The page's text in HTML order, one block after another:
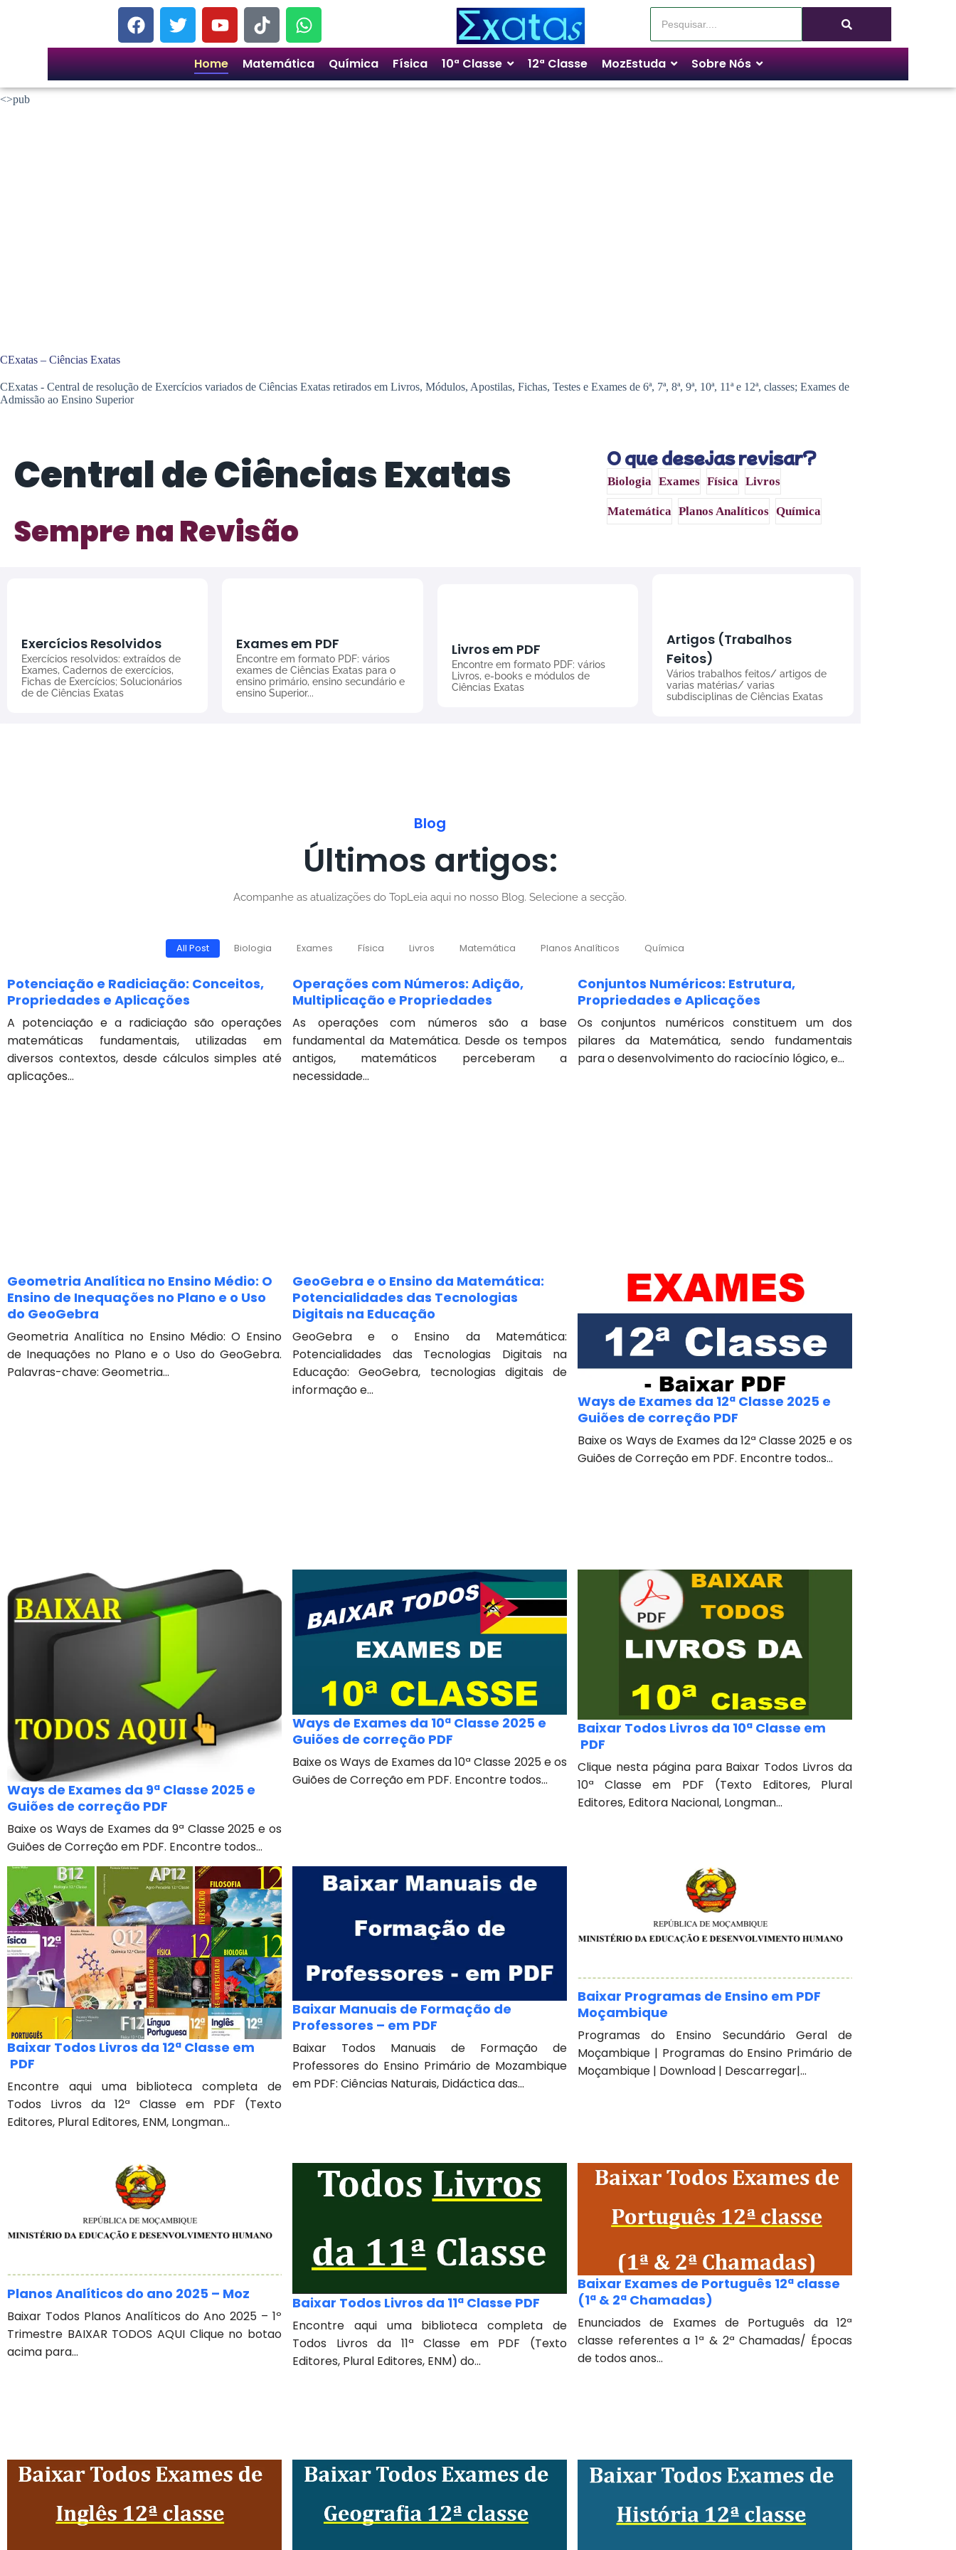
Home Matemática Química Física 10ª Classe 12ª Classe MozEstuda Sobre Nós
<>pub
CExatas – Ciências Exatas
CExatas - Central de resolução de Exercícios variados de Ciências Exatas retirados em Livros, Módulos, Apostilas, Fichas, Testes e Exames de 6ª, 7ª, 8ª, 9ª, 10ª, 11ª e 12ª, classes; Exames de
Admissão ao Ensino Superior
Central de Ciências Exatas
Sempre na Revisão
O que desejas revisar?
Biologia Exames Física Livros
Matemática Planos Analíticos Química
Exercícios Resolvidos
Exercícios resolvidos: extraídos de
Exames, Cadernos de exercícios,
Fichas de Exercícios; Solucionários
de de Ciências Exatas
Exames em PDF
Encontre em formato PDF: vários
exames de Ciências Exatas para o
ensino primário, ensino secundário e
ensino Superior...
Livros em PDF
Encontre em formato PDF: vários
Livros, e-books e módulos de
Ciências Exatas
Artigos (Trabalhos
Feitos)
Vários trabalhos feitos/ artigos de
varias matérias/ varias
subdisciplinas de Ciências Exatas
Blog
Últimos artigos:
Acompanhe as atualizações do TopLeia aqui no nosso Blog. Selecione a secção.
All Post Biologia Exames Física Livros Matemática Planos Analíticos Química
Potenciação e Radiciação: Conceitos,
Propriedades e Aplicações
A potenciação e a radiciação são operações
matemáticas fundamentais, utilizadas em
diversos contextos, desde cálculos simples até
aplicações...
Operações com Números: Adição,
Multiplicação e Propriedades
As operações com números são a base
fundamental da Matemática. Desde os tempos
antigos, matemáticos perceberam a
necessidade...
Conjuntos Numéricos: Estrutura,
Propriedades e Aplicações
Os conjuntos numéricos constituem um dos
pilares da Matemática, sendo fundamentais
para o desenvolvimento do raciocínio lógico, e...
Geometria Analítica no Ensino Médio: O
Ensino de Inequações no Plano e o Uso
do GeoGebra
Geometria Analítica no Ensino Médio: O Ensino
de Inequações no Plano e o Uso do GeoGebra.
Palavras-chave: Geometria...
GeoGebra e o Ensino da Matemática:
Potencialidades das Tecnologias
Digitais na Educação
GeoGebra e o Ensino da Matemática:
Potencialidades das Tecnologias Digitais na
Educação: GeoGebra, tecnologias digitais de
informação e...
Ways de Exames da 12ª Classe 2025 e
Guiões de correção PDF
Baixe os Ways de Exames da 12ª Classe 2025 e os
Guiões de Correção em PDF. Encontre todos...
Ways de Exames da 9ª Classe 2025 e
Guiões de correção PDF
Baixe os Ways de Exames da 9ª Classe 2025 e os
Guiões de Correção em PDF. Encontre todos...
Ways de Exames da 10ª Classe 2025 e
Guiões de correção PDF
Baixe os Ways de Exames da 10ª Classe 2025 e os
Guiões de Correção em PDF. Encontre todos...
Baixar Todos Livros da 10ª Classe em
PDF
Clique nesta página para Baixar Todos Livros da
10ª Classe em PDF (Texto Editores, Plural
Editores, Editora Nacional, Longman...
Baixar Todos Livros da 12ª Classe em
PDF
Encontre aqui uma biblioteca completa de
Todos Livros da 12ª Classe em PDF (Texto
Editores, Plural Editores, ENM, Longman...
Baixar Manuais de Formação de
Professores – em PDF
Baixar Todos Manuais de Formação de
Professores do Ensino Primário de Mozambique
em PDF: Ciências Naturais, Didáctica das...
Baixar Programas de Ensino em PDF
Moçambique
Programas do Ensino Secundário Geral de
Moçambique | Programas do Ensino Primário de
Moçambique | Download | Descarregar|...
Planos Analíticos do ano 2025 – Moz
Baixar Todos Planos Analíticos do Ano 2025 – 1º
Trimestre BAIXAR TODOS AQUI Clique no botao
acima para...
Baixar Todos Livros da 11ª Classe PDF
Encontre aqui uma biblioteca completa de
Todos Livros da 11ª Classe em PDF (Texto
Editores, Plural Editores, ENM) do...
Baixar Exames de Português 12ª classe
(1ª & 2ª Chamadas)
Enunciados de Exames de Português da 12ª
classe referentes a 1ª & 2ª Chamadas/ Épocas
de todos anos...